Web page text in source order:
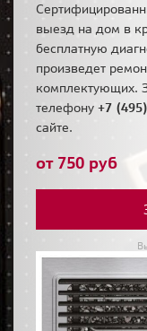
выезд на дом в
бесплатную
произведет
комплектующих.
телефону +7
сайте.
от 750 руб